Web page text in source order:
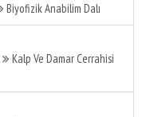
Biyofizik Anabilim Dalı
Kalp Ve Damar Cerrahisi